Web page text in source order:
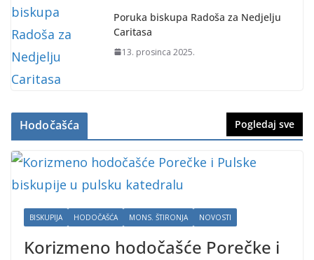
Poruka biskupa Radoša za Nedjelju
Caritasa
13. prosinca 2025.
Hodočašća Pogledaj sve
BISKUPIJA HODOČAŠĆA MONS. ŠTIRONJA NOVOSTI
Korizmeno hodočašće Porečke i